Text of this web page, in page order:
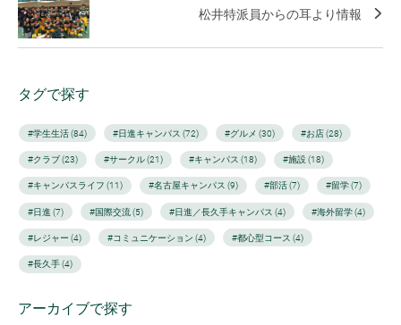
松井特派員からの耳より情報
タグで探す
#学生生活 (84) #日進キャンパス (72) #グルメ (30) #お店 (28)
#クラブ (23) #サークル (21) #キャンパス (18) #施設 (18)
#キャンパスライフ (11) #名古屋キャンパス (9) #部活 (7) #留学 (7)
#日進 (7) #国際交流 (5) #日進／長久手キャンパス (4) #海外留学 (4)
#レジャー (4) #コミュニケーション (4) #都心型コース (4)
#長久手 (4)
アーカイブで探す